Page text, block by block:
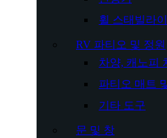
휠 스태빌라
RV 파티오 및 정원
차양, 캐노피
파티오 매트
기타 도구
문 및 창